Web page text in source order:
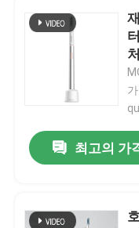
품질 관리
호출중 전동 치솔
방수 전동 치솔
최고의 가